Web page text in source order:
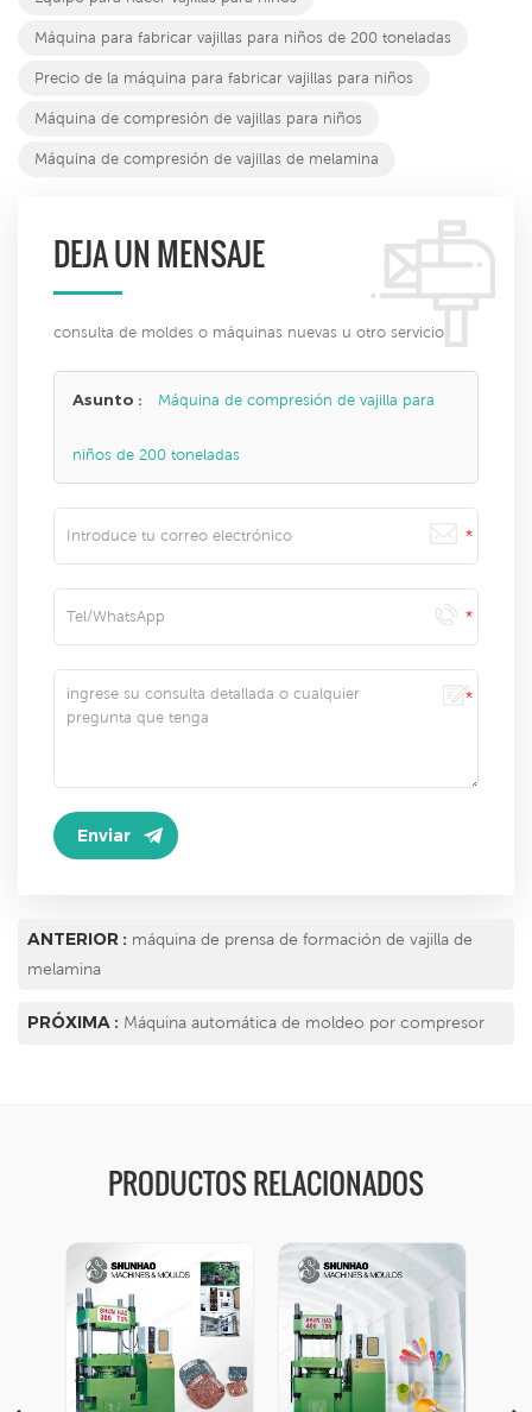
Máquina para fabricar vajillas para niños de 200 toneladas
Precio de la máquina para fabricar vajillas para niños
Máquina de compresión de vajillas para niños
Máquina de compresión de vajillas de melamina
DEJA UN MENSAJE
consulta de moldes o máquinas nuevas u otro servicio
Asunto : Máquina de compresión de vajilla para
niños de 200 toneladas
ANTERIOR : máquina de prensa de formación de vajilla de
melamina
PRÓXIMA : Máquina automática de moldeo por compresor
PRODUCTOS RELACIONADOS